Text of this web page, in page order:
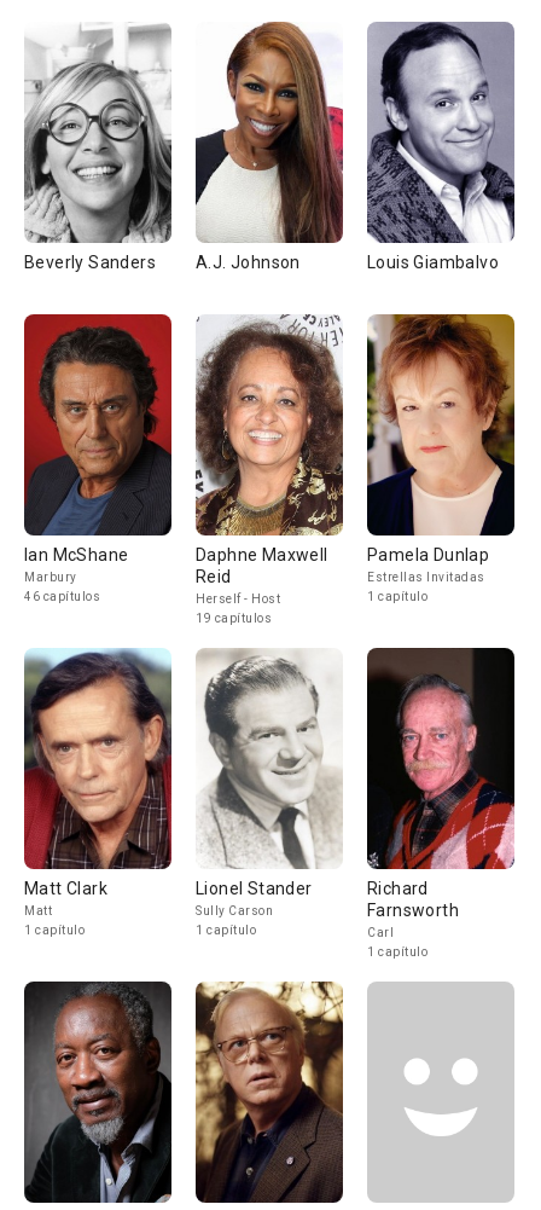
Beverly Sanders A.J. Johnson Louis Giambalvo
Ian McShane
Marbury
46 capítulos
Daphne Maxwell
Reid
Herself - Host
19 capítulos
Pamela Dunlap
Estrellas Invitadas
1 capítulo
Matt Clark
Matt
1 capítulo
Lionel Stander
Sully Carson
1 capítulo
Richard
Farnsworth
Carl
1 capítulo